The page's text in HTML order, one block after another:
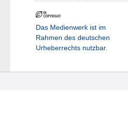
Das Medienwerk ist im
Rahmen des deutschen
Urheberrechts nutzbar.